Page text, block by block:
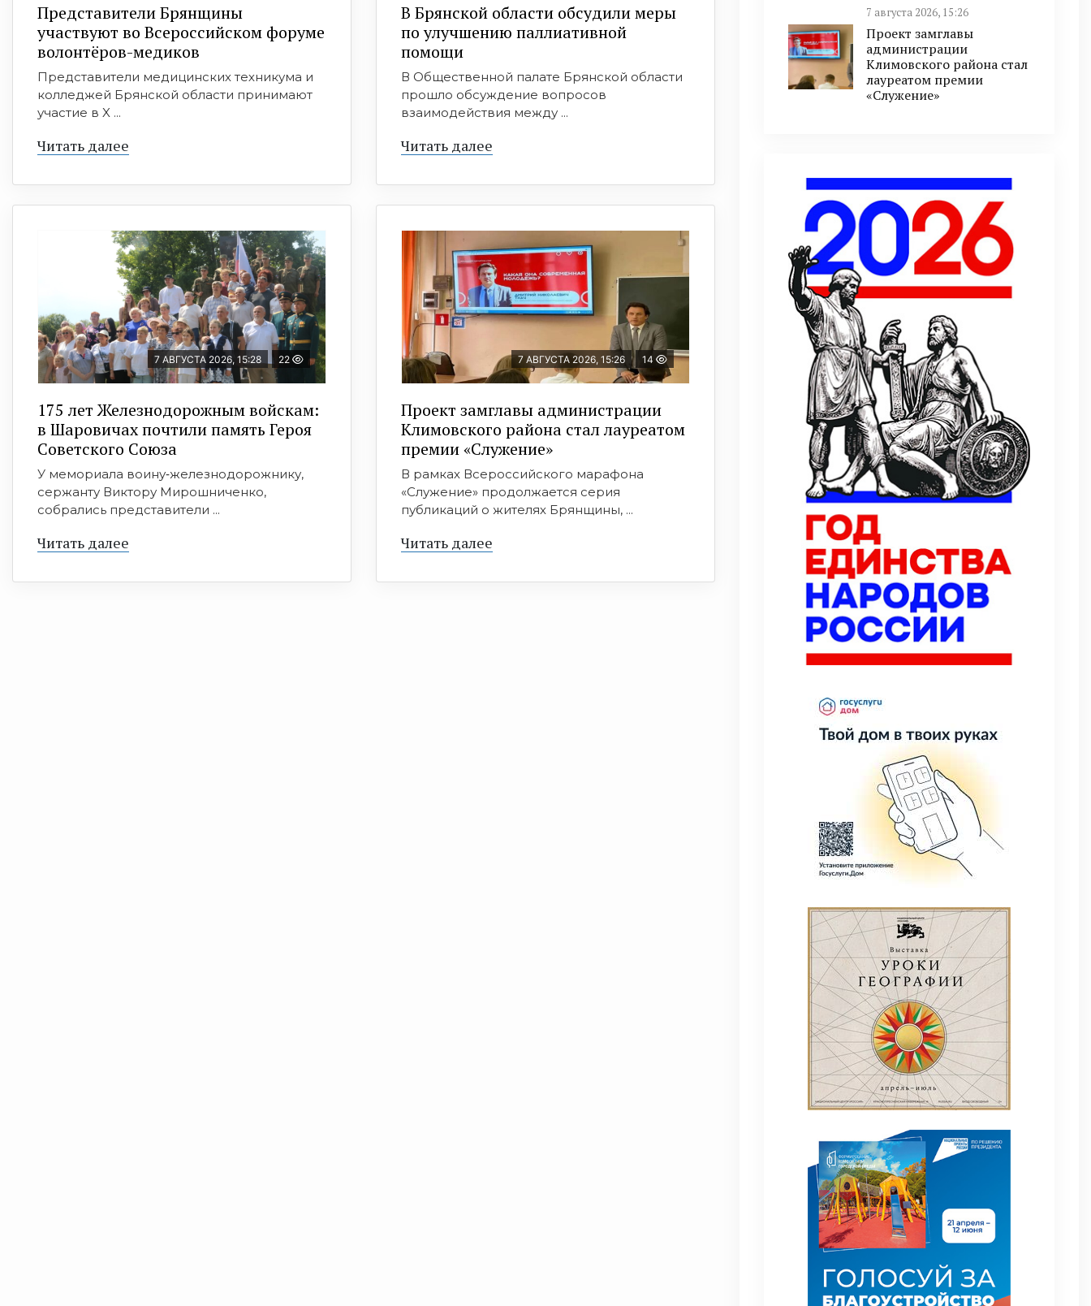
Представители Брянщины
участвуют во Всероссийском форуме
волонтёров-медиков
Представители медицинских техникума и
колледжей Брянской области принимают
участие в X ...
Читать далее
В Брянской области обсудили меры
по улучшению паллиативной
помощи
В Общественной палате Брянской области
прошло обсуждение вопросов
взаимодействия между ...
Читать далее
7 АВГУСТА 2026, 15:28 22
175 лет Железнодорожным войскам:
в Шаровичах почтили память Героя
Советского Союза
У мемориала воину‑железнодорожнику,
сержанту Виктору Мирошниченко,
собрались представители ...
Читать далее
7 АВГУСТА 2026, 15:26 14
Проект замглавы администрации
Климовского района стал лауреатом
премии «Служение»
В рамках Всероссийского марафона
«Служение» продолжается серия
публикаций о жителях Брянщины, ...
Читать далее
7 августа 2026, 15:26
Проект замглавы
администрации
Климовского района стал
лауреатом премии
«Служение»